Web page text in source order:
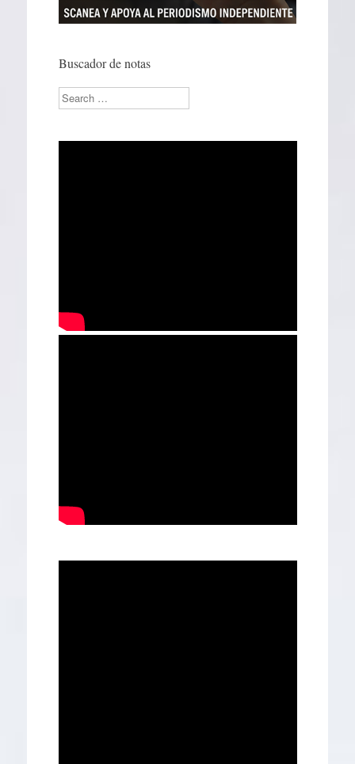
Buscador de notas
Search